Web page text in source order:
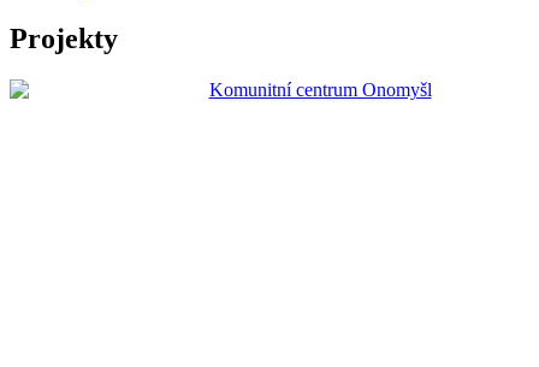
Projekty